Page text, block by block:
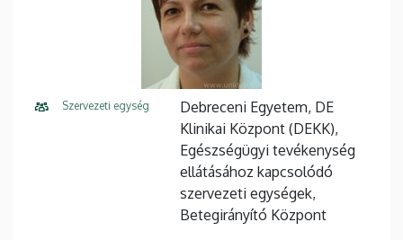
Szervezeti egység
Debreceni Egyetem, DE
Klinikai Központ (DEKK),
Egészségügyi tevékenység
ellátásához kapcsolódó
szervezeti egységek,
Betegirányító Központ